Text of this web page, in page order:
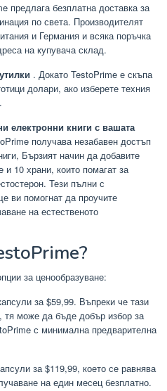
предлага безплатна доставка за
по света. Производителят
и Германия и всяка поръчка
на купувача склад.
. Докато TestoPrime е скъпа
долари, ако изберете техния
електронни книги с вашата
получава незабавен достъп
Бързият начин да добавите
10 храни, които помагат за
Тези пълни с
ви помогнат да проучите
на естественото
за ценообразуване:
за $59,99. Въпреки че тази
тя може да бъде добър избор за
с минимална предварителна
за $119,99, което се равнява
на един месец безплатно.